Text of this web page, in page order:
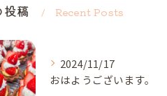
投稿 Recent Posts
2024/11/17
おはようございます。